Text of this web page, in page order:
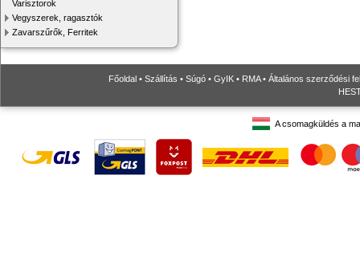
Varisztorok
Vegyszerek, ragasztók
Zavarszűrők, Ferritek
Főoldal • Szállítás • Súgó • GyIK • RMA• Általános szerződési
A csomagküldés a